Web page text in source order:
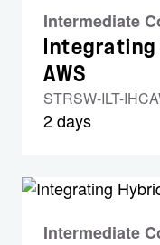
Intermediate
AWS
STRSW-ILT-
2 days
Intermediate